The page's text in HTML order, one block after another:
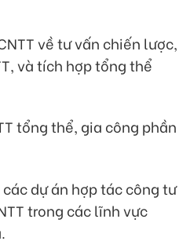
về tư vấn chiến lược,
và tích hợp tổng thể
tổng thể, gia công phần
dự án hợp tác công tư
trong các lĩnh vực